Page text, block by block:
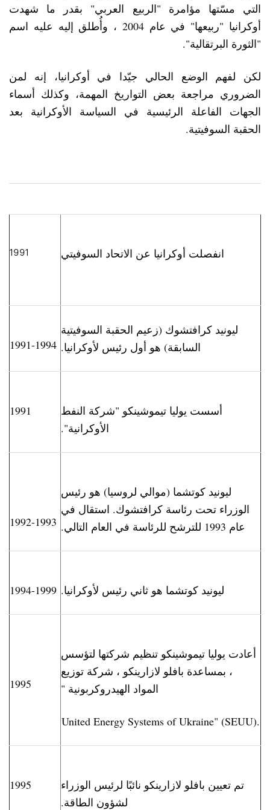
التي مسّتها مؤامرة "الربيع العربي" بقدر ما شهدت
أوكرانيا "ربيعها" في عام 2004 ، وأُطلق إليه عليه اسم
"الثورة البرتقالية".
لكن لفهم الوضع الحالي جيّدا في أوكرانيا، إنه لمن
الضروري مراجعة بعض التواريخ المهمة، وكذلك أسماء
الجهات الفاعلة الرئيسية في السياسة الأوكرانية بعد
الحقبة السوفيتية.
1991 انفصلت أوكرانيا عن الاتحاد السوفيتي
1991-1994
ليونيد كرافتشوك (زعيم الحقبة السوفيتية
السابقة) هو أول رئيس لأوكرانيا.
1991
أسست يوليا تيموشينكو "شركة النفط
الأوكرانية".
1992-1993
ليونيد كوتشما (موالي لروسيا) هو رئيس
الوزراء تحت رئاسة كرافتشوك. استقال في
عام 1993 للترشح للرئاسة في العام التالي.
1994-1999 ليونيد كوتشما هو ثاني رئيس لأوكرانيا.
1995
أعادت يوليا تيموشينكو تنظيم شركتها لتؤسس
، بمساعدة بافلو لازارينكو ، شركة توزيع
المواد الهيدروكربونية "
United Energy Systems of Ukraine" (SEUU).
1995
تم تعيين بافلو لازارينكو نائبًا لرئيس الوزراء
لشؤون الطاقة.